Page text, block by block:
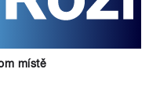
místě